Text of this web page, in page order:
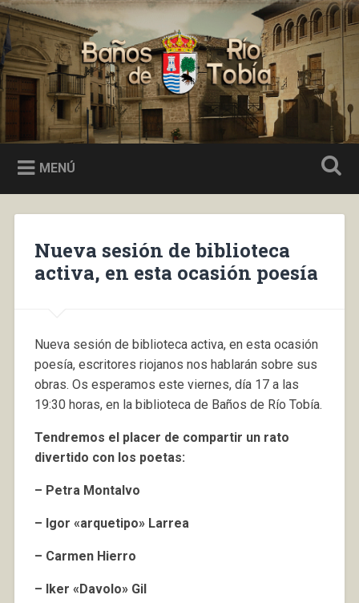
Saltar
al
contenido
Buscar
Baños de Río Tobía
MENÚ
Nueva sesión de biblioteca
activa, en esta ocasión poesía
Nueva sesión de biblioteca activa, en esta ocasión
poesía, escritores riojanos nos hablarán sobre sus
obras. Os esperamos este viernes, día 17 a las
19:30 horas, en la biblioteca de Baños de Río Tobía.
Tendremos el placer de compartir un rato
divertido con los poetas:
– Petra Montalvo
– Igor «arquetipo» Larrea
– Carmen Hierro
– Iker «Davolo» Gil